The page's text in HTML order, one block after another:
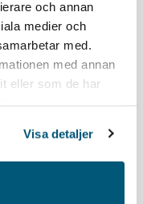
och annan
medier och
med.
med annan
eller som de har
Visa detaljer
Glömt lösenord?
oss på